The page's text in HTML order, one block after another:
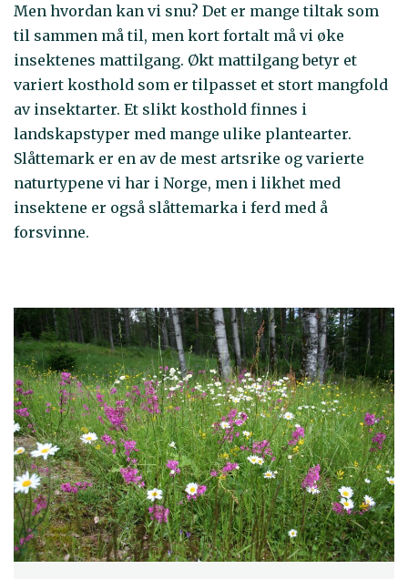
Men hvordan kan vi snu? Det er mange tiltak som
til sammen må til, men kort fortalt må vi øke
insektenes mattilgang. Økt mattilgang betyr et
variert kosthold som er tilpasset et stort mangfold
av insektarter. Et slikt kosthold finnes i
landskapstyper med mange ulike plantearter.
Slåttemark er en av de mest artsrike og varierte
naturtypene vi har i Norge, men i likhet med
insektene er også slåttemarka i ferd med å
forsvinne.